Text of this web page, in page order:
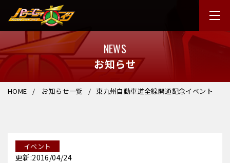
NEWS
お知らせ
HOME お知らせ一覧 東九州自動車道全線開通記念イベント
イベント
更新:2016/04/24